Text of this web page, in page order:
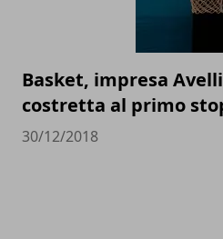
Basket, impresa
costretta al primo
30/12/2018